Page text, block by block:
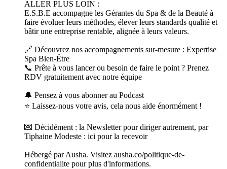
ALLER PLUS LOIN :
E.S.B.E accompagne les Gérantes du Spa & de la Beauté à
faire évoluer leurs méthodes, élever leurs standards qualité et
bâtir une entreprise rentable, alignée à leurs valeurs.
🔗 Découvrez nos accompagnements sur-mesure : Expertise
Spa Bien-Être
📞 Prête à vous lancer ou besoin de faire le point ? Prenez
RDV gratuitement avec notre équipe
🔔 Pensez à vous abonner au Podcast
⭐️ Laissez-nous votre avis, cela nous aide énormément !
💌 Décidément : la Newsletter pour diriger autrement, par
Tiphaine Modeste : ici pour la recevoir
Hébergé par Ausha. Visitez ausha.co/politique-de-
confidentialite pour plus d'informations.